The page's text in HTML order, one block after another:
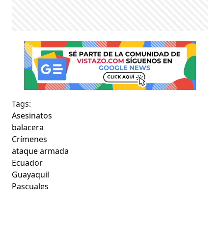
Tags:
Asesinatos
balacera
Crímenes
ataque armada
Ecuador
Guayaquil
Pascuales